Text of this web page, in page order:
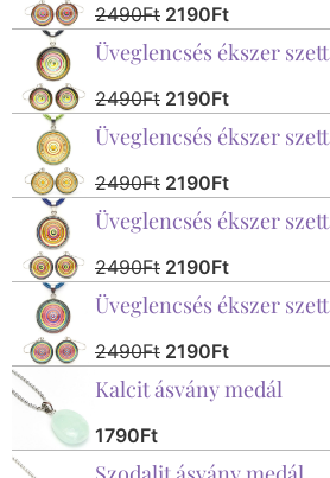
2490Ft 2190Ft
Üveglencsés ékszer szett
2490Ft 2190Ft
Üveglencsés ékszer szett
2490Ft 2190Ft
Üveglencsés ékszer szett
2490Ft 2190Ft
Üveglencsés ékszer szett
2490Ft 2190Ft
Kalcit ásvány medál
1790Ft